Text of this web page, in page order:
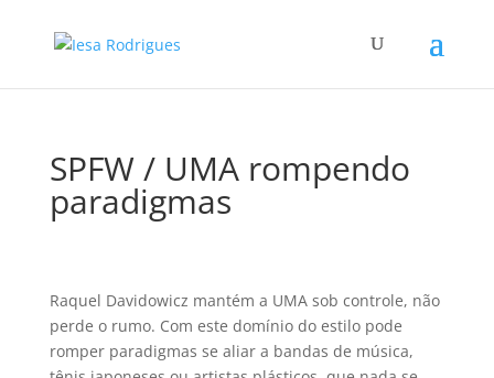
SPFW / UMA rompendo
paradigmas
Raquel Davidowicz mantém a UMA sob controle, não
perde o rumo. Com este domí­nio do estilo pode
romper paradigmas se aliar a bandas de música,